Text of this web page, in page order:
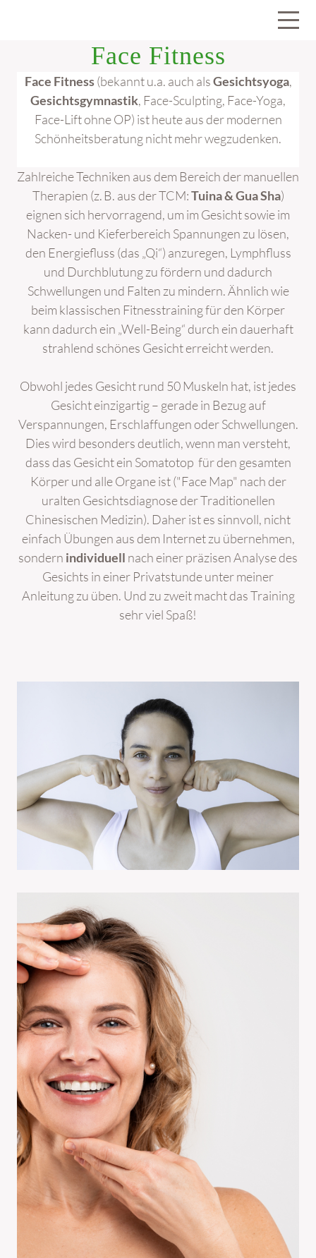
🪞
GESICHTSDIAGNOSE
FACE FITNESS
VIDEO-SPRECHSTUNDE
ÜBER MICH
KONTAKT
Face Fitness
Face Fitness(bekannt u.a. auch alsGesichtsyoga,
Gesichtsgymnastik, Face-Sculpting, Face-Yoga,
Face-Lift ohne OP) ist heute aus der modernen
Schönheitsberatung nicht mehr wegzudenken.
Zahlreiche Techniken aus dem Bereich der manuellen
Therapien (z. B. aus der TCM:Tuina & Gua Sha)
eignen sich hervorragend, um im Gesicht sowie im
Nacken- und Kieferbereich Spannungen zu lösen,
den Energiefluss (das „Qi“) anzuregen, Lymphfluss
und Durchblutung zu fördern und dadurch
Schwellungen und Falten zu mindern. Ähnlich wie
beim klassischen Fitnesstraining für den Körper
kann dadurch ein „Well-Being“ durch ein dauerhaft
strahlend schönes Gesicht erreicht werden.
Obwohl jedes Gesicht rund 50 Muskeln hat, ist jedes
Gesicht einzigartig – gerade in Bezug auf
Verspannungen, Erschlaffungen oder Schwellungen.
Dies wird besonders deutlich, wenn man versteht,
dass das Gesicht ein Somatotop für den gesamten
Körper und alle Organe ist ("Face Map" nach der
uralten Gesichtsdiagnose der Traditionellen
Chinesischen Medizin). Daher ist es sinnvoll, nicht
einfach Übungen aus dem Internet zu übernehmen,
sondern individuell nach einer präzisen Analyse des
Gesichts in einer Privatstunde unter meiner
Anleitung zu üben. Und zu zweit macht das Training
sehr viel Spaß!